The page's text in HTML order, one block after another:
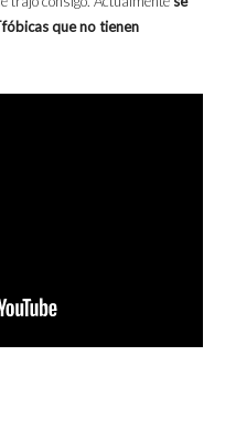
que no tienen